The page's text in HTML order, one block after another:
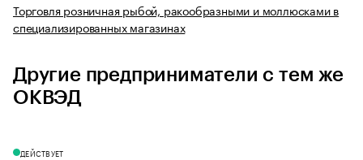
Торговля розничная рыбой, ракообразными и моллюсками в
специализированных магазинах
Другие предприниматели с тем же
ОКВЭД
ДЕЙСТВУЕТ